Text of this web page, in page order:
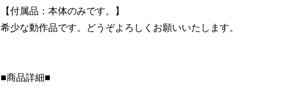
【付属品：本体のみです。】
希少な動作品です。どうぞよろしくお願いいたします。
■商品詳細■